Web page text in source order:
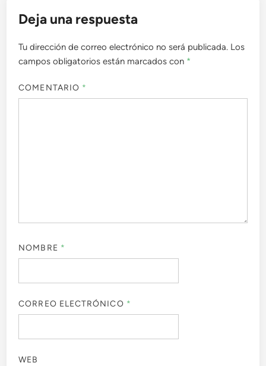
Deja una respuesta
Tu dirección de correo electrónico no será publicada. Los
campos obligatorios están marcados con *
COMENTARIO *
NOMBRE *
CORREO ELECTRÓNICO *
WEB